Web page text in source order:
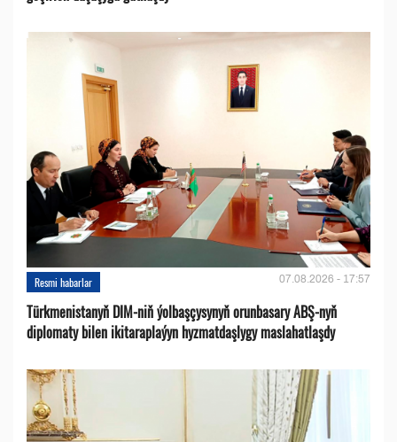
Resmi habarlar 07.08.2026 - 17:57
Türkmenistanyň DIM-niň ýolbaşçysynyň orunbasary ABŞ-nyň
diplomaty bilen ikitaraplaýyn hyzmatdaşlygy maslahatlaşdy